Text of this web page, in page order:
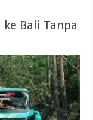
ke Bali Tanpa